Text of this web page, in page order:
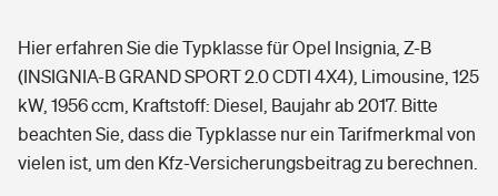
Arbeitsrechtsschutz
Berufshaftpflichtversicherung
Hausratversicherung
Elementarversicherung
Photovoltaik
Pri­vate Haft­pflicht­
Rechts­schutz­ver­si­che­rung
Gesundheit
Private Krankenversicherung
Hier erfahren Sie die Typklasse für Opel Insignia, Z-B
(INSIGNIA-B GRAND SPORT 2.0 CDTI 4X4), Limousine, 125
kW, 1956 ccm, Kraftstoff: Diesel, Baujahr ab 2017. Bitte
beachten Sie, dass die Typklasse nur ein Tarifmerkmal von
vielen ist, um den Kfz-Versicherungsbeitrag zu berechnen.